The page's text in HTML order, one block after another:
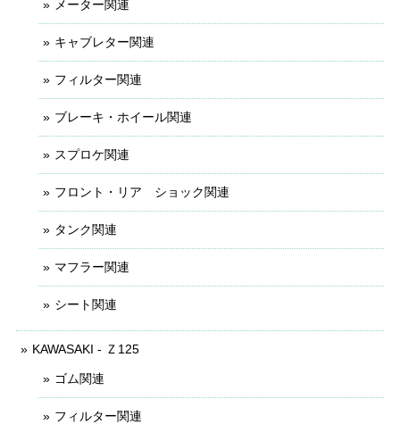
メーター関連
キャブレター関連
フィルター関連
ブレーキ・ホイール関連
スプロケ関連
フロント・リア ショック関連
タンク関連
マフラー関連
シート関連
KAWASAKI - Ｚ125
ゴム関連
フィルター関連